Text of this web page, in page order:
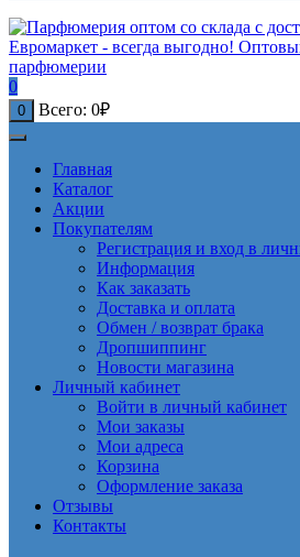
0
0 Всего: 0₽
Главная
Каталог
Акции
Покупателям
Регистрация и вход в
Информация
Как заказать
Доставка и оплата
Обмен / возврат брака
Дропшиппинг
Новости магазина
Личный кабинет
Войти в личный кабинет
Мои заказы
Мои адреса
Корзина
Оформление заказа
Отзывы
Контакты